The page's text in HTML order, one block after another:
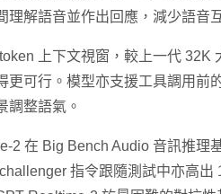
理解語音並作出回應，減少語音
上下文視窗，較上一代 32K
更可行。模型亦支援工具調用前
調整語氣。
2 在 Big Bench Audio 音訊推理
指令跟隨測試中亦高出